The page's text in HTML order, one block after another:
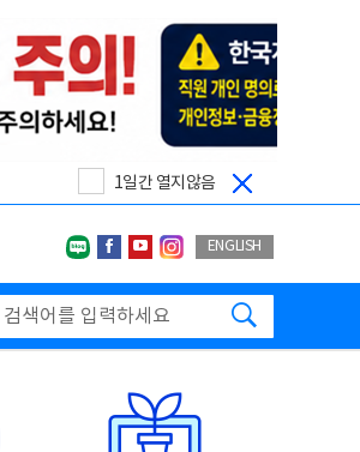
1일간 열지않음
네이버블로그
페이스북
유투브인스타그랩
ENGLISH